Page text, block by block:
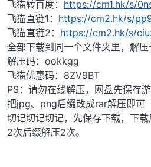
飞猫转百度： https://cm1.hk/s/
飞猫直链1： https://cm2.hk/s/
飞猫直链2： https://cm2.hk/s/
全部下载到同一个文件夹里，解压
解压码：ookkgg
飞猫优惠码：8ZV9BT
PS：请勿在线解压，网盘先保存
把jpg、png后缀改成rar解压即可
切记切记切记，先保存下载，下
2次后缀解压2次。